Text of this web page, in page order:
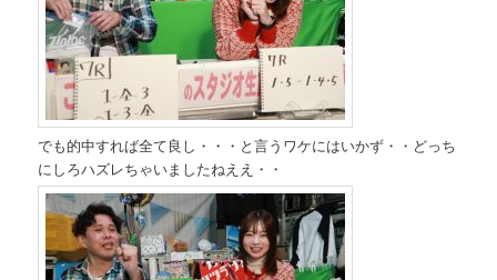
でも的中すれば全て良し・・・と言うワケにはいかず・・どっち
にしろハズレちゃいましたねええ・・